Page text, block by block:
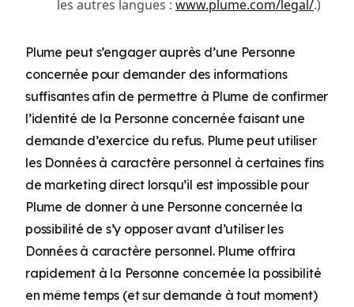
les autres langues : www.plume.com/legal/.)
Plume peut s’engager auprès d’une Personne
concernée pour demander des informations
suffisantes afin de permettre à Plume de confirmer
l’identité de la Personne concernée faisant une
demande d’exercice du refus. Plume peut utiliser
les Données à caractère personnel à certaines fins
de marketing direct lorsqu’il est impossible pour
Plume de donner à une Personne concernée la
possibilité de s’y opposer avant d’utiliser les
Données à caractère personnel. Plume offrira
rapidement à la Personne concernée la possibilité
en même temps (et sur demande à tout moment)